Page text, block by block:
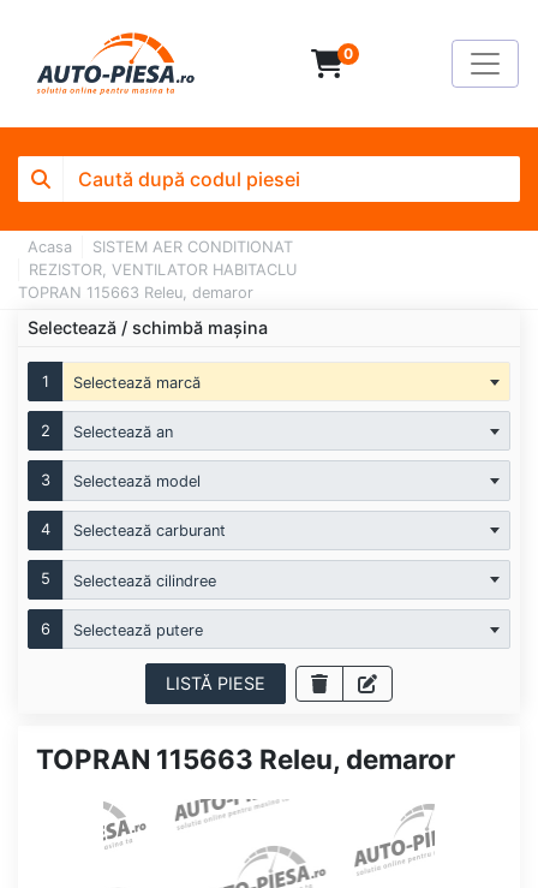
0
Acasa
SISTEM AER CONDITIONAT
REZISTOR, VENTILATOR HABITACLU
TOPRAN 115663 Releu, demaror
Selectează / schimbă mașina
1 Selectează marcă
2 Selectează an
3 Selectează model
4 Selectează carburant
5 Selectează cilindree
6 Selectează putere
LISTĂ PIESE
TOPRAN 115663 Releu, demaror